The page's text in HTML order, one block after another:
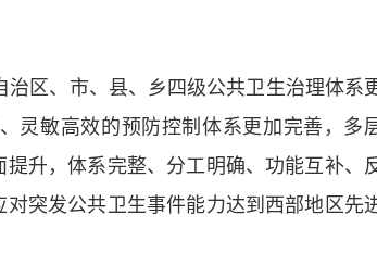
区、市、县、乡四级公共卫生治理体系
灵敏高效的预防控制体系更加完善，多
升，体系完整、分工明确、功能互补、
突发公共卫生事件能力达到西部地区先